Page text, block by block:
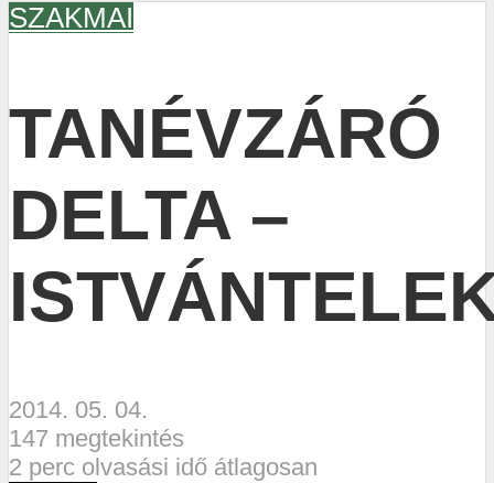
SZAKMAI
TANÉVZÁRÓ
DELTA –
2014. 05. 04.
147 megtekintés
2 perc olvasási idő átlagosan